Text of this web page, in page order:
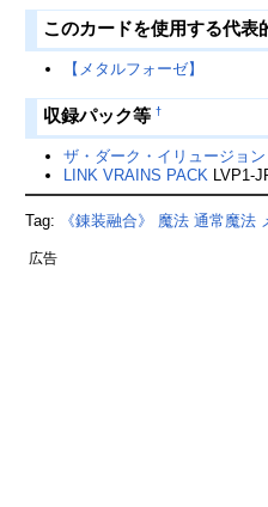
このカードを使用する代表
【メタルフォーゼ】
収録パック等 †
ザ・ダーク・イリュージョン
LINK VRAINS PACK LVP1-
Tag: 《錬装融合》 魔法 通常魔法
広告